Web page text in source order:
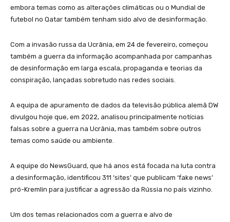
embora temas como as alterações climáticas ou o Mundial de
futebol no Qatar também tenham sido alvo de desinformação.
Com a invasão russa da Ucrânia, em 24 de fevereiro, começou
também a guerra da informação acompanhada por campanhas
de desinformação em larga escala, propaganda e teorias da
conspiração, lançadas sobretudo nas redes sociais.
A equipa de apuramento de dados da televisão pública alemã DW
divulgou hoje que, em 2022, analisou principalmente notícias
falsas sobre a guerra na Ucrânia, mas também sobre outros
temas como saúde ou ambiente.
A equipe do NewsGuard, que há anos está focada na luta contra
a desinformação, identificou 311 ‘sites’ que publicam ‘fake news’
pró-Kremlin para justificar a agressão da Rússia no país vizinho.
Um dos temas relacionados com a guerra e alvo de